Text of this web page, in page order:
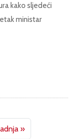
kako sljedeći
ministar
»Last page